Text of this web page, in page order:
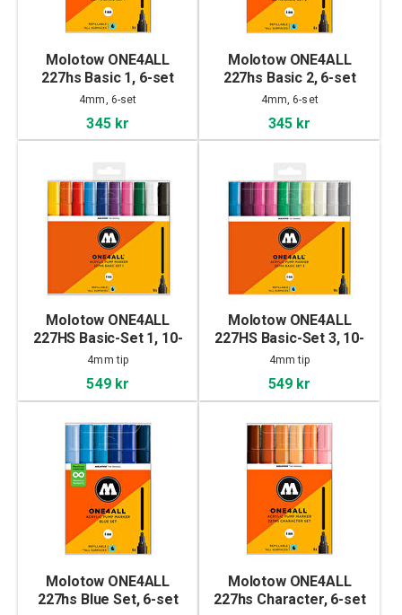
Molotow ONE4ALL
227hs Basic 1, 6-set
4mm, 6-set
345 kr
Molotow ONE4ALL
227hs Basic 2, 6-set
4mm, 6-set
345 kr
Molotow ONE4ALL
227HS Basic-Set 1, 10-
set
4mm tip
549 kr
Molotow ONE4ALL
227HS Basic-Set 3, 10-
set
4mm tip
549 kr
Molotow ONE4ALL
227hs Blue Set, 6-set
Molotow ONE4ALL
227hs Character, 6-set